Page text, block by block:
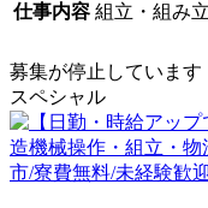
仕事内容 組立・組み
募集が停止しています
スペシャル